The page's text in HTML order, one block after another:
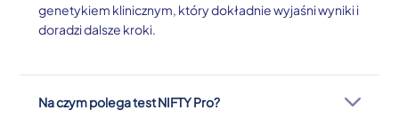
genetykiem klinicznym, który dokładnie wyjaśni wyniki i
doradzi dalsze kroki.
Na czym polega test NIFTY Pro?